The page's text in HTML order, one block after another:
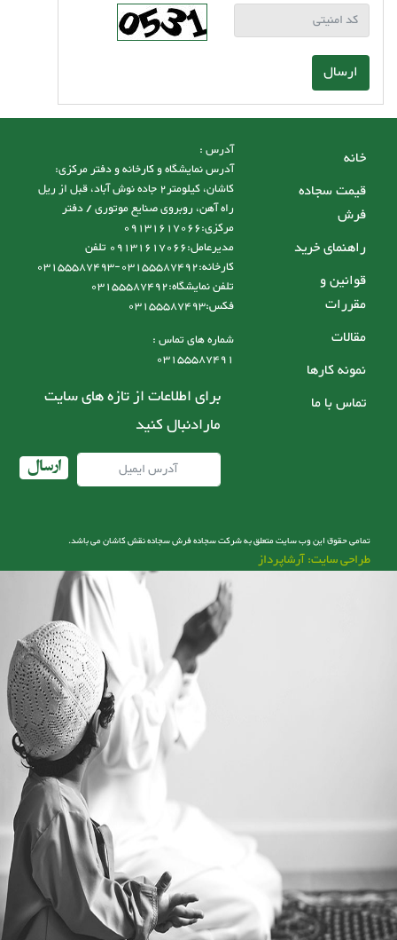
ارسال
خانه
قیمت سجاده
فرش
راهنمای خرید
قوانین و
مقررات
مقالات
نمونه کارها
تماس با ما
آدرس :
آدرس نمایشگاه و کارخانه و دفتر مرکزی:
کاشان، کیلومتر2 جاده نوش آباد، قبل از ریل
راه آهن، روبروی صنایع موتوری / دفتر
مرکزی:09131617066
مدیرعامل:09131617066 تلفن
کارخانه:03155587492-03155587493
تلفن نمایشگاه:03155587492
فکس:03155587493
شماره های تماس :
03155587491
برای اطلاعات از تازه های سایت
مارادنبال کنید
ارسال
تمامی حقوق این وب سایت متعلق به شرکت سجاده فرش سجاده نقش کاشان می باشد.
طراحی سایت: آرشاپرداز